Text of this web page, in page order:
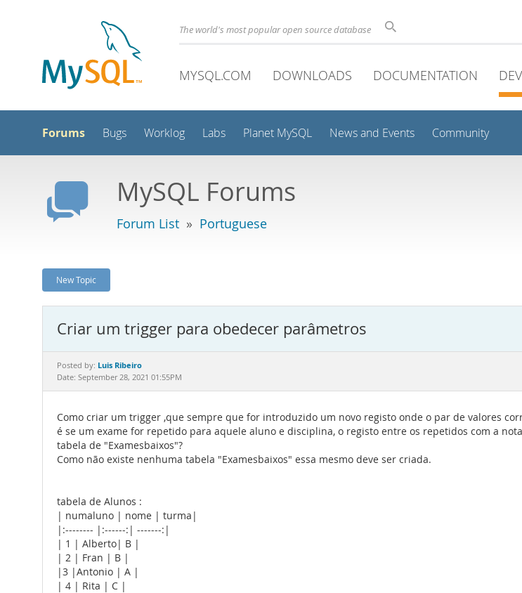
The world's most popular open source database
MYSQL.COM DOWNLOADS DOCUMENTATION
Forums Bugs Worklog Labs Planet MySQL News and Events Community
MySQL Forums
Forum List » Portuguese
New Topic
Criar um trigger para obedecer parâmetros
Posted by: Luis Ribeiro
Date: September 28, 2021 01:55PM
Como criar um trigger ,que sempre que for introduzido um novo registo onde o par de valores
é se um exame for repetido para aquele aluno e disciplina, o registo entre os repetidos com a
tabela de "Examesbaixos"?
Como não existe nenhuma tabela "Examesbaixos" essa mesmo deve ser criada.
tabela de Alunos :
| numaluno | nome | turma|
|:-------- |:------:| -------:|
| 1 | Alberto| B |
| 2 | Fran | B |
|3 |Antonio | A |
| 4 | Rita | C |